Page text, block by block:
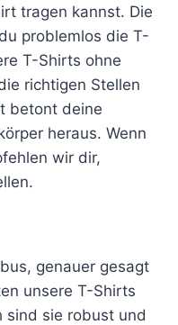
gewählt
werden
tragen kannst. Die
problemlos die T-
T-Shirts ohne
richtigen Stellen
betont deine
heraus. Wenn
wir dir,
genauer gesagt
unsere T-Shirts
sind sie robust und